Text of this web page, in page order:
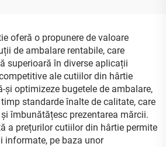
personalizată din hârtie
kraft reciclată
oferă o propunere de valoare
de ambalare rentabile, care
superioară în diverse aplicații
ale cutiilor din hârtie
și optimizeze bugetele de ambalare,
standarde înalte de calitate, care
îmbunătățesc prezentarea mărcii.
a prețurilor cutiilor din hârtie permite
informate, pe baza unor